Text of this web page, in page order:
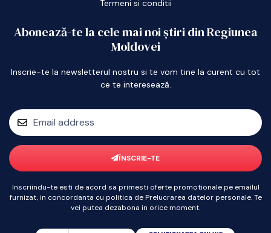
Termeni si conditii
Abonează-te la cele mai noi știri din Regiunea
Moldovei
Inscrie-te la newsletterul nostru si te vom tine la curent cu tot
ce te interesează.
ÎNSCRIE-TE
Inscriindu-te esti de acord sa primesti oferte promotionale pe emailul
furnizat, in concordanta cu politica de Prelucrarea datelor personale. Te
vei putea dezabona in orice moment.